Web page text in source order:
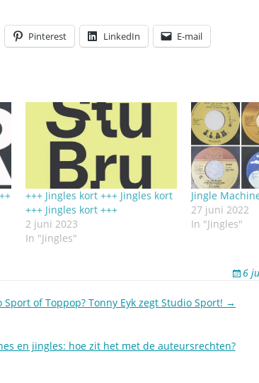
Pinterest LinkedIn E-mail
+++ Jingles kort +++ Jingles kort
+++ Jingles kort +++
2 juni 2023
In "Jingles"
Jingle
27 juni 2022
In "Jingles"
6
Sport of Toppop? Tonny Eyk zegt Studio Sport! →
en jingles: hoe zit het met de auteursrechten?